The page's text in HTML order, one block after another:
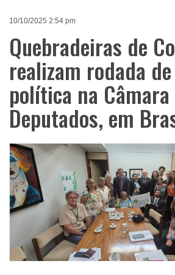
10/10/2025 2:54 pm
Quebradeiras de
realizam rodada
política na
Deputados, em